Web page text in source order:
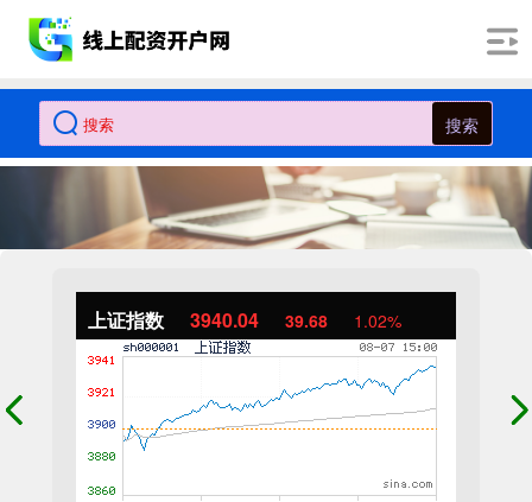
搜索
上证指数 3940.04 39.68 1.02%